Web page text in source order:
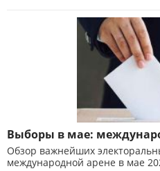
Выборы в мае:
Обзор важнейших
международной арене в мае